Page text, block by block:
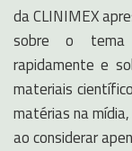
da CLINIMEX
sobre o tema
rapidamente e
materiais
matérias na
ao considerar